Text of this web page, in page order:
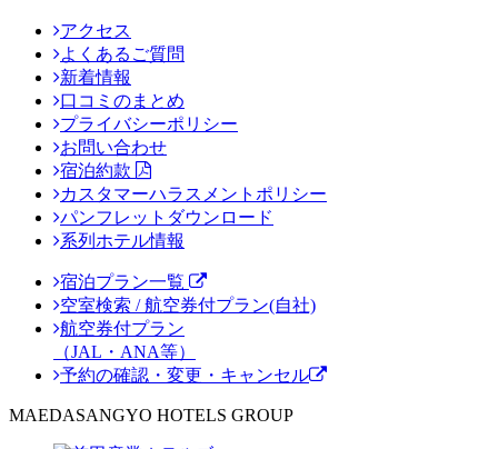
アクセス
よくあるご質問
新着情報
口コミのまとめ
プライバシーポリシー
お問い合わせ
宿泊約款
カスタマーハラスメントポリシー
パンフレットダウンロード
系列ホテル情報
宿泊プラン一覧
空室検索 / 航空券付プラン(自社)
航空券付プラン
（JAL・ANA等）
予約の確認・変更・キャンセル
MAEDASANGYO HOTELS GROUP